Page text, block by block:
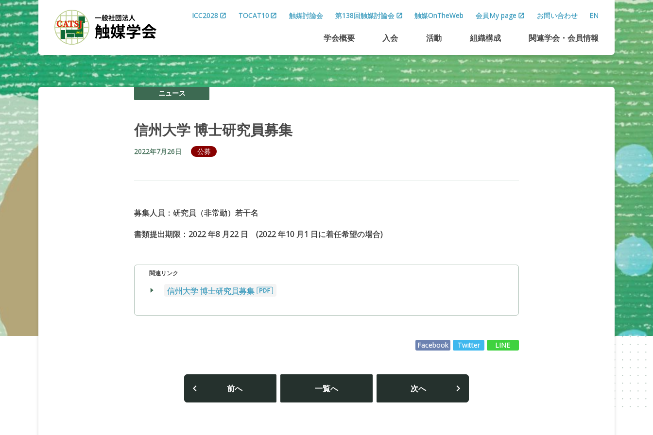
ICC2028 TOCAT10 触媒討論会 第138回触媒討論会 触媒OnTheWeb 会員My page お問い合わせ EN
学会概要 入会 活動 組織構成 関連学会 ・会員情報
ニュース
信州大学博士研究員募集
2022年7月26日 公募
募集人員：研究員（非常勤）若干名
書類提出期限：2022 年8 月22 日 (2022 年10 月1 日に着任希望の場合)
関連リンク
信州大学 博士研究員募集
Facebook Twitter LINE
投
稿
ナ
ビ
前へ 一覧へ 次へ